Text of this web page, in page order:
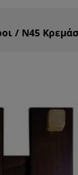
/ Ν45